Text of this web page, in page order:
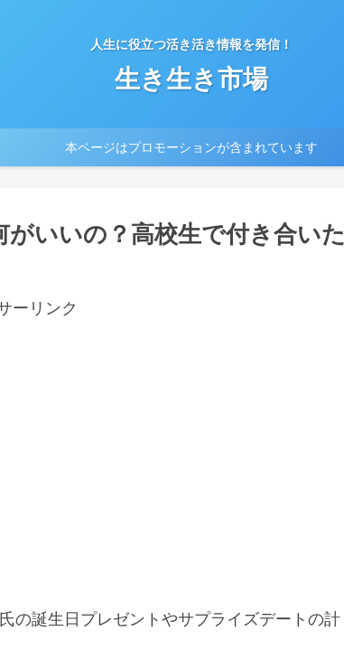
人生に役立つ活き活き情報を発信！
生き生き市場
本ページはプロモーションが含まれています
いいの？高校生で付き合いた
ーリンク
の誕生日プレゼントやサプライズデートの計